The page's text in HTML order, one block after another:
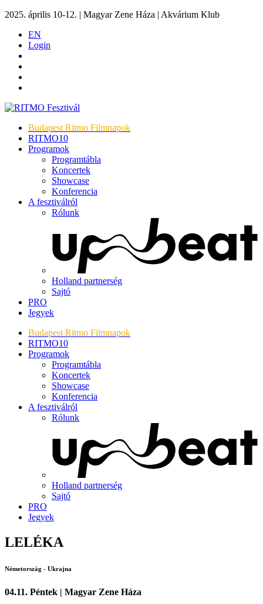
2025. április 10-12. | Magyar Zene Háza | Akvárium Klub
EN
Login
Budapest Ritmo Filmnapok
RITMO10
Programok
Programtábla
Koncertek
Showcase
Konferencia
A fesztiválról
Rólunk
Holland partnerség
Sajtó
PRO
Jegyek
Budapest Ritmo Filmnapok
RITMO10
Programok
Programtábla
Koncertek
Showcase
Konferencia
A fesztiválról
Rólunk
Holland partnerség
Sajtó
PRO
Jegyek
LELÉKA
Németország - Ukrajna
04.11. Péntek | Magyar Zene Háza